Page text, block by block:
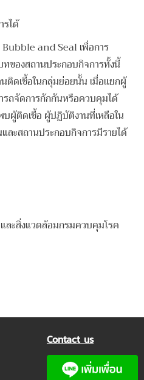
รได้
Bubble and Seal เพื่อการ
ของสถานประกอบกิจการทั้งนี้
ติดเชื้อในกลุ่มย่อยนั้น เมื่อแยกผู้
รถจัดการกักกันหรือควบคุมได้
บผู้ติดเชื้อ ผู้ปฏิบัติงานที่เหลือใน
ละสถานประกอบกิจการมีรายได้
ะสิ่งแวดล้อมกรมควบคุมโรค
Contact us